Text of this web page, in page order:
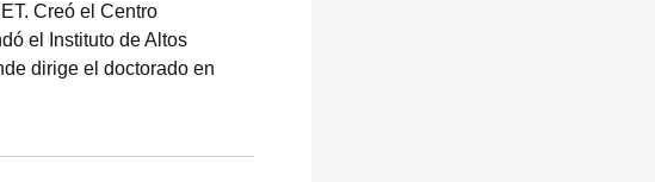
Creó el Centro
el Instituto de Altos
dirige el doctorado en